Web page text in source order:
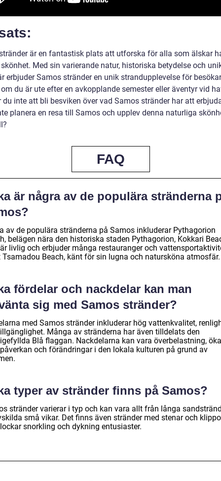
är en fantastisk plats att utforska för alla som älskar
Med sin varierande natur, historiska betydelse och
erbjuder Samos stränder en unik strandupplevelse för
du är ute efter en avkopplande semester eller äventyr vid
du inte att bli besviken över vad Samos stränder har att
planera en resa till Samos och upplev denna naturliga
FAQ
är några av de populära stränderna
av de populära stränderna på Samos inkluderar Pythagorion
belägen nära den historiska staden Pythagorion, Kokkari
livlig och erbjuder många restauranger och
Tsamadou Beach, känt för sin lugna och natursköna atmosfär.
fördelar och nackdelar kan man
sig med Samos stränder?
med Samos stränder inkluderar hög vattenkvalitet,
Många av stränderna har även tilldelats den
Blå flaggan. Nackdelarna kan vara överbelastning,
och förändringar i den lokala kulturen på grund av
typer av stränder finns på Samos?
stränder varierar i typ och kan vara allt från långa
små vikar. Det finns även stränder med stenar och
snorkling och dykning entusiaster.